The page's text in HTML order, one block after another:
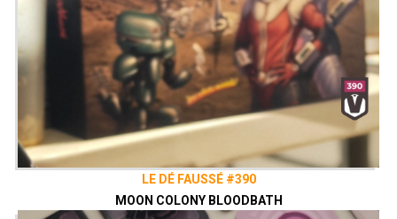
LE DÉ FAUSSÉ #390
MOON COLONY BLOODBATH